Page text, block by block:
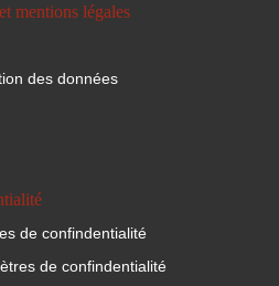
mentions légales
des données
de confindentialité
de confindentialité